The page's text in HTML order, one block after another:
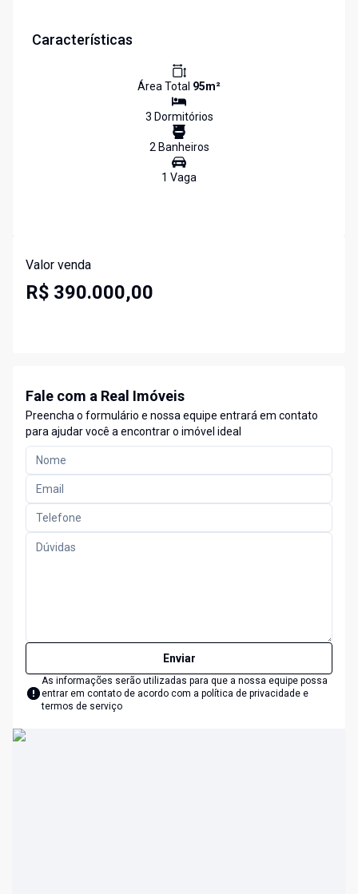
Características
Área Total 95m²
3 Dormitórios
2Banheiros
1 Vaga
Valor venda
R$ 390.000,00
Fale com a Real Imóveis
Preencha o formulário e nossa equipe entrará em contato
para ajudar você a encontrar o imóvel ideal
Enviar
As informações serão utilizadas para que a nossa equipe possa
entrar em contato de acordo com a política de privacidade e
termos de serviço